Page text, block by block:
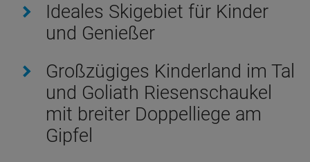
Ideales Skigebiet für Kinder
und Genießer
Großzügiges Kinderland im Tal
und Goliath Riesenschaukel
mit breiter Doppelliege am
Gipfel